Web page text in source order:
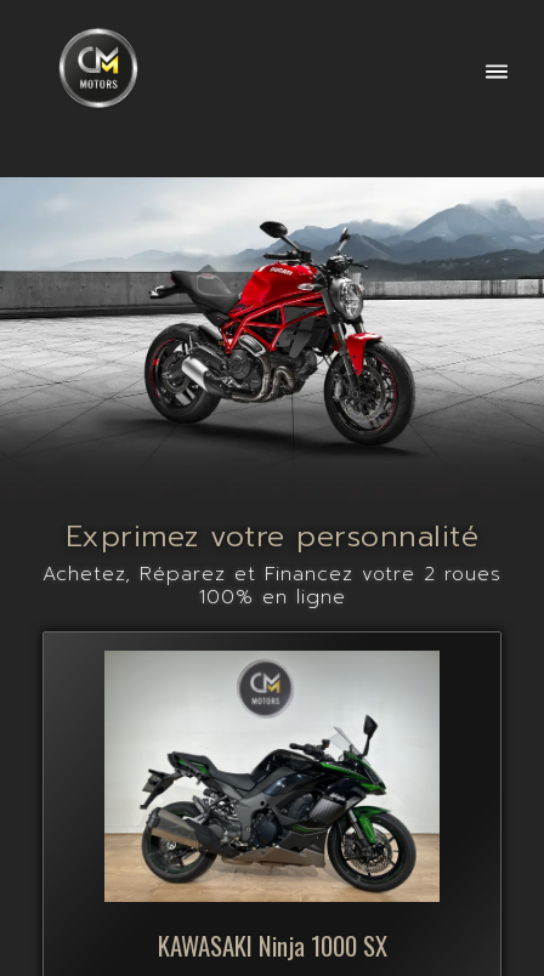
Exprimez votre personnalité
Achetez, Réparez et Financez votre 2 roues
100% en ligne
KAWASAKI Ninja 1000 SX